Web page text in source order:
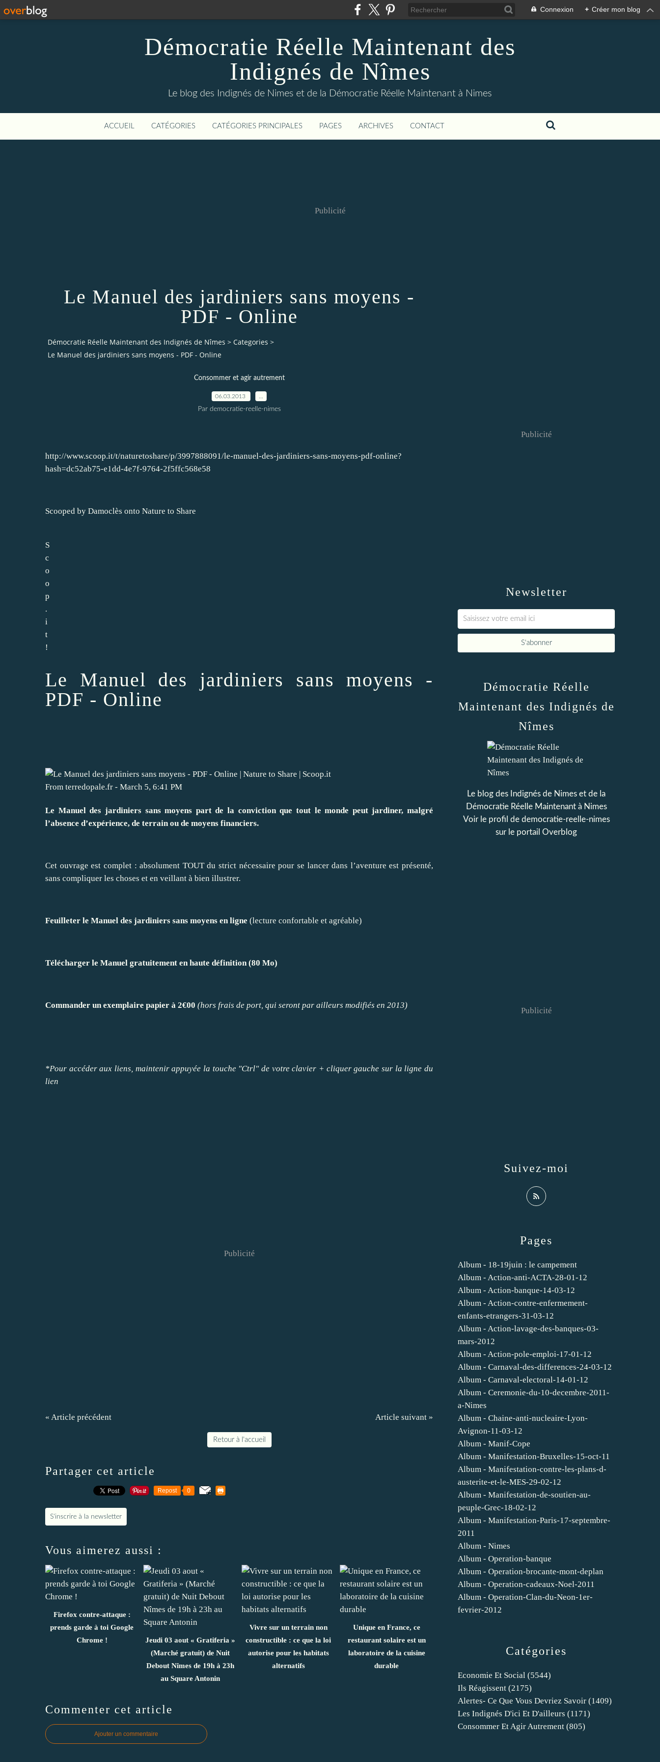
Connexion + Créer mon blog
Démocratie Réelle Maintenant des
Indignés de Nîmes
Le blog des Indignés de Nimes et de la Démocratie Réelle Maintenant à Nimes
ACCUEIL CATÉGORIES CATÉGORIES PRINCIPALES PAGES ARCHIVES CONTACT
Publicité
Le Manuel des jardiniers sans moyens -
PDF - Online
Démocratie Réelle Maintenant des Indignés de Nîmes > Categories >
Le Manuel des jardiniers sans moyens - PDF - Online
Consommer et agir autrement
06.03.2013
Par democratie-reelle-nimes
http://www.scoop.it/t/naturetoshare/p/3997888091/le-manuel-des-jardiniers-sans-moyens-pdf-online?
hash=dc52ab75-e1dd-4e7f-9764-2f5ffc568e58
Scooped by Damoclès onto Nature to Share
S
c
o
o
p
.
i
t
!
Le Manuel des jardiniers sans moyens -
PDF - Online
From terredopale.fr - March 5, 6:41 PM
Le Manuel des jardiniers sans moyens part de la conviction que tout le monde peut jardiner, malgré
l’absence d’expérience, de terrain ou de moyens financiers.
Cet ouvrage est complet : absolument TOUT du strict nécessaire pour se lancer dans l’aventure est présenté,
sans compliquer les choses et en veillant à bien illustrer.
Feuilleter le Manuel des jardiniers sans moyens en ligne (lecture confortable et agréable)
Télécharger le Manuel gratuitement en haute définition (80 Mo)
Commander un exemplaire papier à 2€00 (hors frais de port, qui seront par ailleurs modifiés en 2013)
*Pour accéder aux liens, maintenir appuyée la touche "Ctrl" de votre clavier + cliquer gauche sur la ligne du
lien
Publicité
« Article précédent Article suivant »
Retour à l'accueil
Partager cet article
Repost 0
S'inscrire à la newsletter
Vous aimerez aussi :
Firefox contre-attaque :
prends garde à toi Google
Chrome !
Jeudi 03 aout « Gratiferia »
(Marché gratuit) de Nuit
Debout Nîmes de 19h à 23h
au Square Antonin
Vivre sur un terrain non
constructible : ce que la loi
autorise pour les habitats
alternatifs
Unique en France, ce
restaurant solaire est un
laboratoire de la cuisine
durable
Commenter cet article
Ajouter un commentaire
Newsletter
Publicité
Catégories
Economie Et Social (5544)
Ils Réagissent (2175)
Alertes- Ce Que Vous Devriez Savoir (1409)
Les Indignés D'ici Et D'ailleurs (1171)
Consommer Et Agir Autrement (805)
Pages
Album - 18-19juin : le campement
Album - Action-anti-ACTA-28-01-12
Album - Action-banque-14-03-12
Album - Action-contre-enfermement-
enfants-etrangers-31-03-12
Album - Action-lavage-des-banques-03-
mars-2012
Album - Action-pole-emploi-17-01-12
Album - Carnaval-des-differences-24-03-12
Album - Carnaval-electoral-14-01-12
Album - Ceremonie-du-10-decembre-2011-
a-Nimes
Album - Chaine-anti-nucleaire-Lyon-
Avignon-11-03-12
Album - Manif-Cope
Album - Manifestation-Bruxelles-15-oct-11
Album - Manifestation-contre-les-plans-d-
austerite-et-le-MES-29-02-12
Album - Manifestation-de-soutien-au-
peuple-Grec-18-02-12
Album - Manifestation-Paris-17-septembre-
2011
Album - Nimes
Album - Operation-banque
Album - Operation-brocante-mont-deplan
Album - Operation-cadeaux-Noel-2011
Album - Operation-Clan-du-Neon-1er-
fevrier-2012
Démocratie Réelle
Maintenant des Indignés de
Nîmes
Le blog des Indignés de Nimes et de la
Démocratie Réelle Maintenant à Nimes
Voir le profil de democratie-reelle-nimes
sur le portail Overblog
Suivez-moi
Publicité